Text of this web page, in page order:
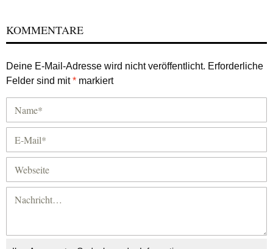
KOMMENTARE
Deine E-Mail-Adresse wird nicht veröffentlicht. Erforderliche
Felder sind mit* markiert